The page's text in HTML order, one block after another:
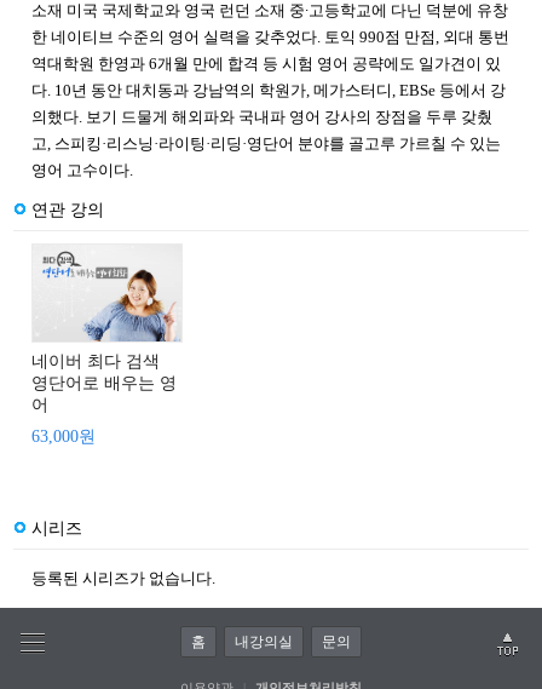
소재 미국 국제학교와 영국 런던 소재 중∙고등학교에 다닌 덕분에 유창
한 네이티브 수준의 영어 실력을 갖추었다. 토익 990점 만점, 외대 통번
역대학원 한영과 6개월 만에 합격 등 시험 영어 공략에도 일가견이 있
다. 10년 동안 대치동과 강남역의 학원가, 메가스터디, EBSe 등에서 강
의했다. 보기 드물게 해외파와 국내파 영어 강사의 장점을 두루 갖췄
고, 스피킹·리스닝·라이팅·리딩·영단어 분야를 골고루 가르칠 수 있는
영어 고수이다.
연관 강의
네이버 최다 검색
영단어로 배우는 영
어
63,000원
시리즈
등록된 시리즈가 없습니다.
홈 내강의실 문의